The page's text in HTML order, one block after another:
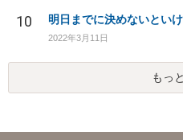
10 明日までに決めないとい
2022年3月11日
もっ